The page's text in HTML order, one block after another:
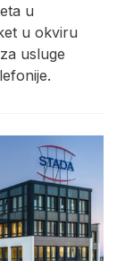
u
u okviru
usluge